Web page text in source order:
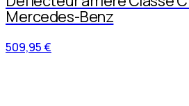
Mercedes-Benz
509,95 €